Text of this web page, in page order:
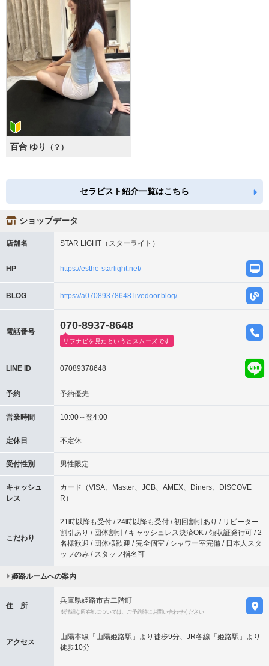
百合 ゆり （？）
セラピスト紹介一覧はこちら
ショップデータ
店舗名 STAR LIGHT（スターライト）
HP https://esthe-starlight.net/
BLOG https://a07089378648.livedoor.blog/
電話番号
070-8937-8648
リフナビを見たというとスムーズです
LINE ID 07089378648
予約 予約優先
営業時間 10:00～翌4:00
定休日 不定休
受付性別 男性限定
キャッシュ
レス
カード（VISA、Master、JCB、AMEX、Diners、DISCOVE
R）
こだわり
21時以降も受付 / 24時以降も受付 / 初回割引あり / リピーター
割引あり / 団体割引 / キャッシュレス決済OK / 領収証発行可 / 2
名様歓迎 / 団体様歓迎 / 完全個室 / シャワー室完備 / 日本人スタ
ッフのみ / スタッフ指名可
姫路ルームへの案内
住 所
兵庫県姫路市古二階町
※詳細な所在地については、ご予約時にお問い合わせください
アクセス
山陽本線「山陽姫路駅」より徒歩9分、JR各線「姫路駅」より
徒歩10分